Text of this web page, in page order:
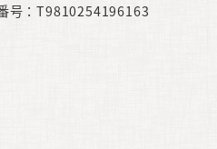
号：T9810254196163